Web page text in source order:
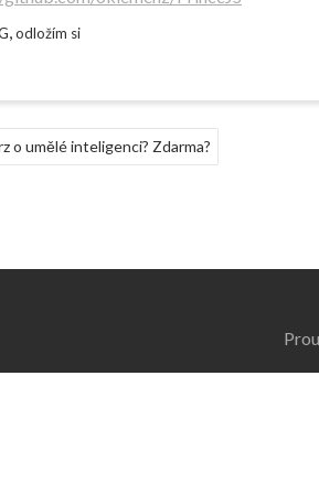
,odložím si
o umělé inteligenci? Zdarma?